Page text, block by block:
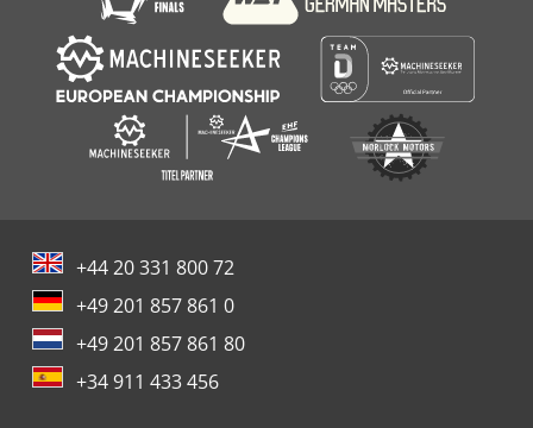
+44 20 331 800 72
+49 201 857 861 0
+49 201 857 861 80
+34 911 433 456